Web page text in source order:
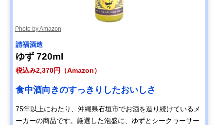
Photo by Amazon
請福酒造
ゆず 720ml
税込み2,370円（Amazon）
食中酒向きのすっきりしたおいしさ
75年以上にわたり、沖縄県石垣市でお酒を造り続けているメ
ーカーの商品です。厳選した泡盛に、ゆずとシークヮーサー